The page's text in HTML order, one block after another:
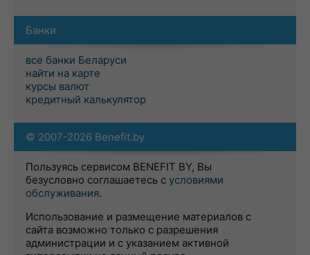
Банки
все банки Беларуси
найти на карте
курсы валют
кредитный калькулятор
© 2007-2026 Benefit.by
Пользуясь сервисом BENEFIT BY, Вы
безусловно соглашаетесь с условиями
обслуживания.
Использование и размещение материалов с
сайта возможно только с разрешения
администрации и с указанием активной